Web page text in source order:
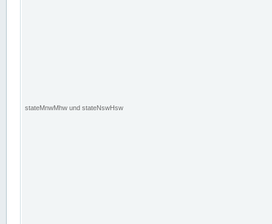
stateMnwMhw und stateNswHsw